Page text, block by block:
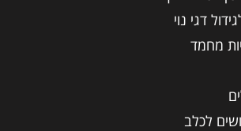
דגי נוי
לכלב